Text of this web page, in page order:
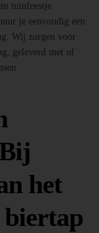
tuinfeestje
je eenvoudig een
Wij zorgen voor
geleverd met of
het
biertap